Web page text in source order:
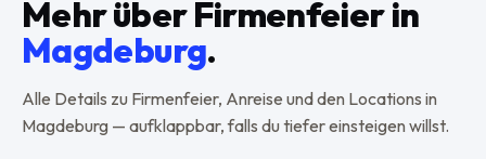
Mehr überFirmenfeierin
Magdeburg.
Alle Details zu Firmenfeier, Anreise und den Locations in
Magdeburg — aufklappbar, falls du tiefer einsteigen willst.